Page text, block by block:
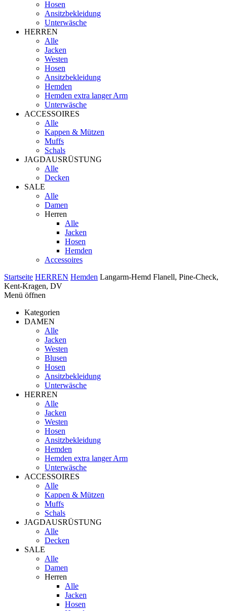
Hosen
Ansitzbekleidung
Unterwäsche
HERREN
Alle
Jacken
Westen
Hosen
Ansitzbekleidung
Hemden
Hemden extra langer Arm
Unterwäsche
ACCESSOIRES
Alle
Kappen & Mützen
Muffs
Schals
JAGDAUSRÜSTUNG
Alle
Decken
SALE
Alle
Damen
Herren
Alle
Jacken
Hosen
Hemden
Accessoires
Startseite HERREN Hemden Langarm-Hemd Flanell, Pine-Check,
Kent-Kragen, DV
Menü öffnen
Kategorien
DAMEN
Alle
Jacken
Westen
Blusen
Hosen
Ansitzbekleidung
Unterwäsche
HERREN
Alle
Jacken
Westen
Hosen
Ansitzbekleidung
Hemden
Hemden extra langer Arm
Unterwäsche
ACCESSOIRES
Alle
Kappen & Mützen
Muffs
Schals
JAGDAUSRÜSTUNG
Alle
Decken
SALE
Alle
Damen
Herren
Alle
Jacken
Hosen